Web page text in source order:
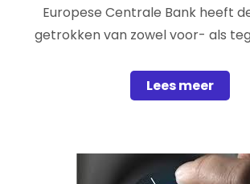
Europese Centrale Bank heeft
getrokken van zowel voor- als
Lees meer